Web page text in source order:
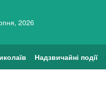
2026
Надзвичайні події